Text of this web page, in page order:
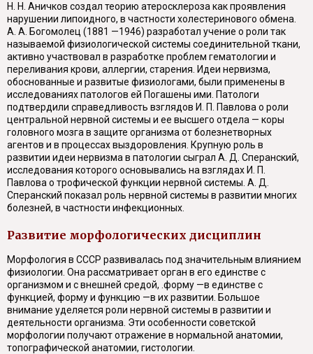
Н. Н. Аничков создал теорию атеросклероза как проявления
нарушении липоидного, в частности холестеринового обмена.
А. А. Богомолец (1881 —1946) разработал учение о роли так
называемой физиологической системы соединительной ткани,
активно участвовал в разработке проблем гематологии и
переливания крови, аллергии, старения. Идеи нервизма,
обоснованные и развитые физиологами, были применены в
исследованиях патологов ей Погашены ими. Патологи
подтвердили справедливость взглядов И. П. Павлова о роли
центральной нервной системы и ее высшего отдела — коры
головного мозга в защите организма от болезнетворных
агентов и в процессах выздоровления. Крупную роль в
развитии идеи нервизма в патологии сыграл А. Д. Сперанский,
исследования которого основывались на взглядах И. П.
Павлова о трофической функции нервной системы. А. Д.
Сперанский показал роль нервной системы в развитии многих
болезней, в частности инфекционных.
Развитие морфологических дисциплин
Морфология в СССР развивалась под значительным влиянием
физиологии. Она рассматривает орган в его единстве с
организмом и с внешней средой, .форму —в единстве с
функцией, форму и функцию —в их развитии. Большое
внимание уделяется роли нервной системы в развитии и
деятельности организма. Эти особенности советской
морфологии получают отражение в нормальной анатомии,
топографической анатомии, гистологии.